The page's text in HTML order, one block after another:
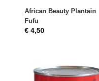
African Beauty Plantain
Fufu
€ 4,50